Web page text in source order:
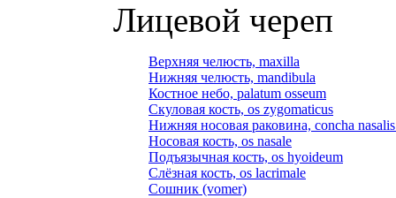
Лицевой череп
Верхняя челюсть, maxilla
Нижняя челюсть, mandibula
Костное небо, palatum osseum
Скуловая кость, os zygomaticus
Нижняя носовая раковина, concha
Носовая кость, os nasale
Подъязычная кость, os hyoideum
Слёзная кость, os lacrimale
Сошник (vomer)